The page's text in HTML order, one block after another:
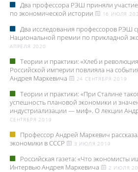
Два профессора РЭШ приняли
по экономической истории
16 ИЮЛЯ
Два исследования профессоров РЭШ
Национальной премии по прикладной
АПРЕЛЯ 2020
Теории и практики: «Хлеб и
Российской империи повлияла на
Андрея Маркевича
24 СЕНТЯБРЯ 2019
Теории и практики: «При Сталине
успешность плановой экономики и
индустриализации — миф». О лекции
СЕНТЯБРЯ 2019
Профессор Андрей Маркевич
экономики в СССР
3 ИЮЛЯ 2019
Российская газета: «Что экономисты
Интервью Андрея Маркевича
2 ИЮЛЯ